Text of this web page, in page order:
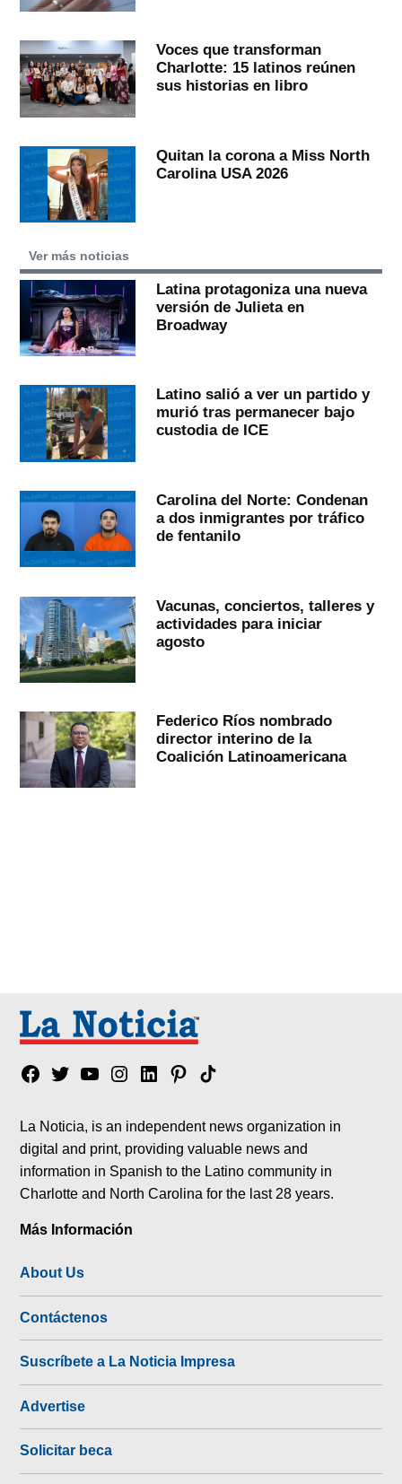
Voces que transforman
Charlotte: 15 latinos reúnen
sus historias en libro
Quitan la corona a Miss North
Carolina USA 2026
Ver más noticias
Latina protagoniza una nueva
versión de Julieta en
Broadway
Latino salió a ver un partido y
murió tras permanecer bajo
custodia de ICE
Carolina del Norte: Condenan
a dos inmigrantes por tráfico
de fentanilo
Vacunas, conciertos, talleres y
actividades para iniciar
agosto
Federico Ríos nombrado
director interino de la
Coalición Latinoamericana
Facebook
TwitterYouTubeInstagram
LinkedinPinterest
Tik
La Noticia, is an independent news organization in
digital and print, providing valuable news and
information in Spanish to the Latino community in
Charlotte and North Carolina for the last 28 years.
Más Información
About Us
Contáctenos
Suscríbete a La Noticia Impresa
Advertise
Solicitar beca